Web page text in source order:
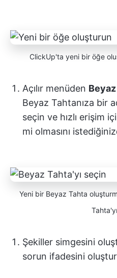
ClickUp'ta yeni bir öğe
Açılır menüden
Beyaz Tahtanıza bir
seçin ve hızlı erişim
mi olmasını
Yeni bir Beyaz Tahta
Şekiller simgesini
sorun ifadesini